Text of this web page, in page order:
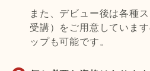
また、デビュー後は各種
受講）をご用意していま
ップも可能です。